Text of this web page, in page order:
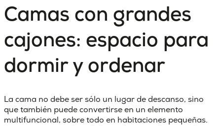
Camas con grandes
cajones: espacio para
dormir y ordenar
La cama no debe ser sólo un lugar de descanso, sino
que también puede convertirse en un elemento
multifuncional, sobre todo en habitaciones pequeñas.